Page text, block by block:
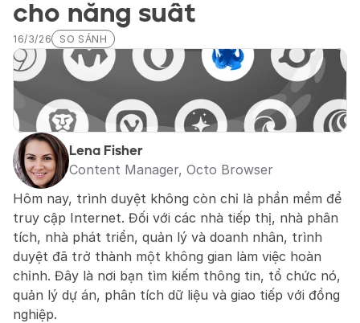
cho năng suất
16/3/26 SO SÁNH
Lena Fisher
Content Manager, Octo Browser
Hôm nay, trình duyệt không còn chỉ là phần mềm để
truy cập Internet. Đối với các nhà tiếp thị, nhà phân
tích, nhà phát triển, quản lý và doanh nhân, trình
duyệt đã trở thành một không gian làm việc hoàn
chỉnh. Đây là nơi bạn tìm kiếm thông tin, tổ chức nó,
quản lý dự án, phân tích dữ liệu và giao tiếp với đồng
nghiệp.